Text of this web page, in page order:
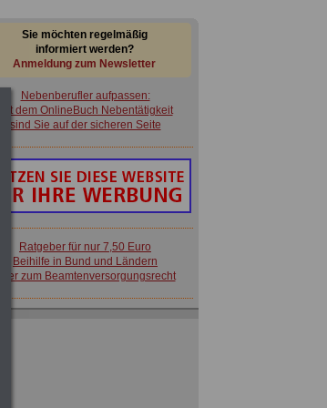
Sie möchten regelmäßig
informiert werden?
Anmeldung zum Newsletter
Nebenberufler aufpassen:
mit dem OnlineBuch Nebentätigkeit
sind Sie auf der sicheren Seite
Ratgeber für nur 7,50 Euro
Beihilfe in Bund und Ländern
oder zum Beamtenversorgungsrecht